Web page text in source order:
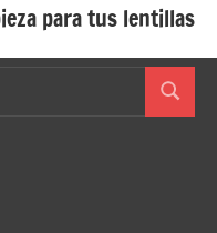
para tus lentillas
Buscar